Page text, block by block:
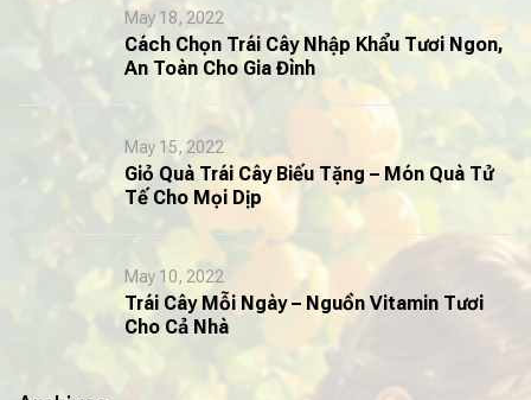
May 18, 2022
Cách Chọn Trái Cây Nhập Khẩu Tươi Ngon,
An Toàn Cho Gia Đình
May 15, 2022
Giỏ Quà Trái Cây Biếu Tặng – Món Quà Tử
Tế Cho Mọi Dịp
May 10, 2022
Trái Cây Mỗi Ngày – Nguồn Vitamin Tươi
Cho Cả Nhà